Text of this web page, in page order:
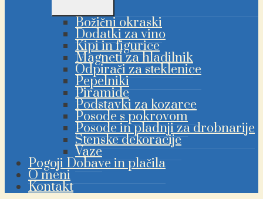
MENIJA
Božični okraski
Dodatki za vino
Kipi in figurice
Magneti za hladilnik
Odpirači za steklenice
Pepelniki
Piramide
Podstavki za kozarce
Posode s pokrovom
Posode in pladnji za drobnarije
Stenske dekoracije
Vaze
Pogoji Dobave in plačila
O meni
Kontakt